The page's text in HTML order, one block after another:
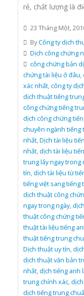
rẻ, chất lượng là
23 Tháng Một,
ByCông ty dịch
Dịch công chứng
công chứng bản
chứng tài liệu ở đâu,
xác nhất,công ty
dịch thuật tiếng
công chứng tiếng
dịch công chứng
chuyên ngành tiếng
nhất,Dịch tài liệu
nhất,dịch tài liệu
trung lấy ngay trong
tín,dịch tài liệu từ
tiếng việt sang tiếng
dịch thuật công
ngay trong ngày,
thuật công chứng
thuật tài liệu tiếng
thuật tiếng trung
Dịch thuật uy tín,
dịch thuật văn bản
nhất,dịch tiếng anh
trung chính xác,
dịch tiếng trung